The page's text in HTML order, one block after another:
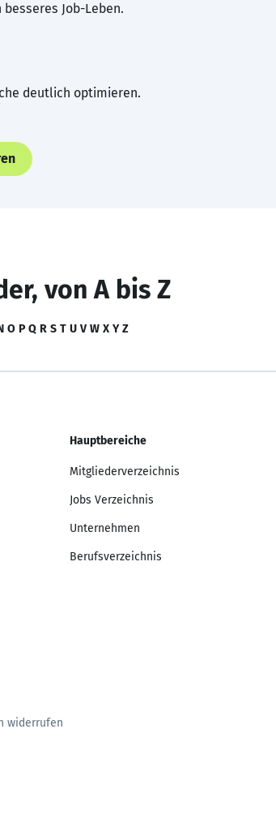
Job-Leben.
deutlich optimieren.
von A bis Z
O P Q R S T U V W X Y Z
Hauptbereiche
Mitgliederverzeichnis
Jobs Verzeichnis
Unternehmen
Berufsverzeichnis
widerrufen